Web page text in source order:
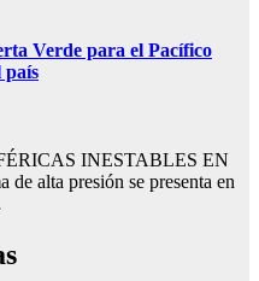
Verde para el Pacífico
país
INESTABLES EN
alta presión se presenta en